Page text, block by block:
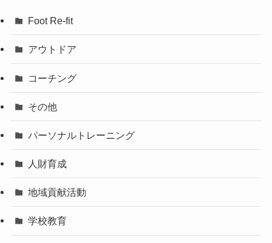
Foot Re-fit
アウトドア
コーチング
その他
パーソナルトレーニング
人財育成
地域貢献活動
学校教育